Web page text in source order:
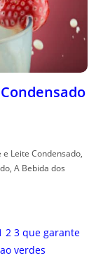
Leite Condensado,
A Bebida dos